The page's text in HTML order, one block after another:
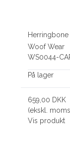
Woof Wear
WS0044-
På lager
659,00 DKK
(ekskl.
Vis produkt